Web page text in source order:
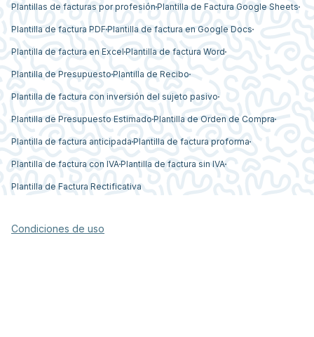
Plantillas de facturas por profesión Plantilla de Factura Google Sheets
Plantilla de factura PDF Plantilla de factura en Google Docs
Plantilla de factura en Excel Plantilla de factura Word
Plantilla de Presupuesto Plantilla de Recibo
Plantilla de factura con inversión del sujeto pasivo
Plantilla de Presupuesto Estimado Plantilla de Orden de Compra
Plantilla de factura anticipada Plantilla de factura proforma
Plantilla de factura con IVA Plantilla de factura sin IVA
Plantilla de Factura Rectificativa
Condiciones de uso